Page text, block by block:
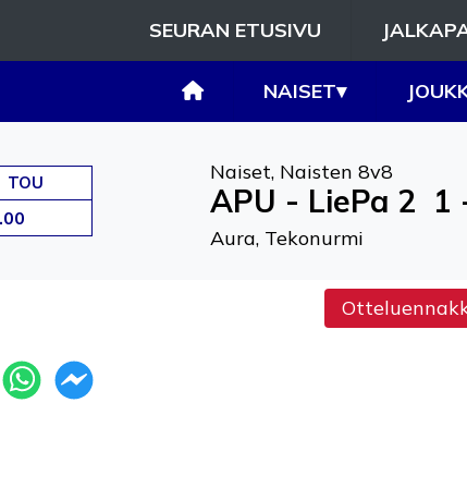
SEURAN ETUSIVU
NAISET▾
TOU Naiset, Naisten 8v8
APU - LiePa 2 1
Aura, Tekonurmi